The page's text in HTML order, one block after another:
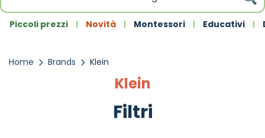
Piccoli prezzi Novità Montessori Educativi
Home Brands Klein
Klein
Filtri